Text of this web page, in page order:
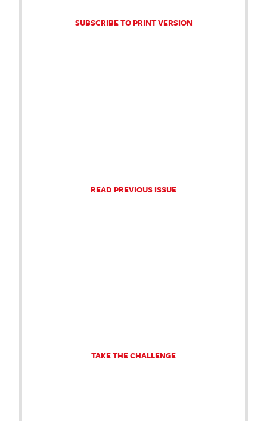
SUBSCRIBE TO PRINT VERSION
READ PREVIOUS ISSUE
TAKE THE CHALLENGE